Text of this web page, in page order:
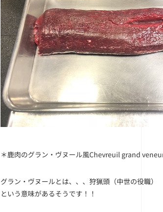
＊鹿肉のグラン・ヴヌール風Chevreuil grand
グラン・ヴヌールとは、、、狩猟頭（中世の役職）
という意味があるそうです！！